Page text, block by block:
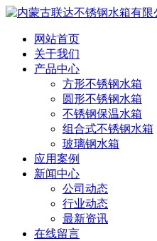
网站首页
关于我们
产品中心
方形不锈钢水箱
圆形不锈钢水箱
不锈钢保温水箱
组合式不锈钢水箱
玻璃钢水箱
应用案例
新闻中心
公司动态
行业动态
最新资讯
在线留言